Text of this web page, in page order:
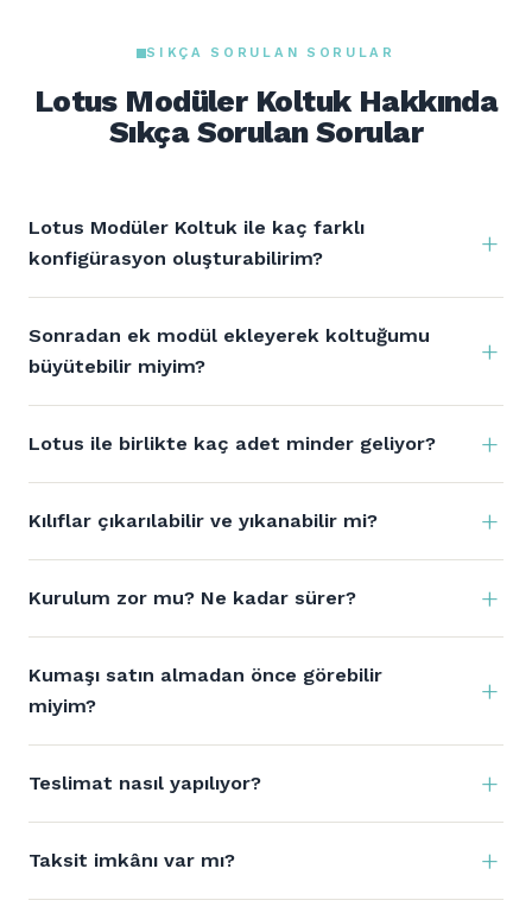
SIKÇA SORULAN SORULAR
Lotus Modüler Koltuk Hakkında
Sıkça Sorulan Sorular
Lotus Modüler Koltuk ile kaç farklı
konfigürasyon oluşturabilirim?
Sonradan ek modül ekleyerek koltuğumu
büyütebilir miyim?
Lotus ile birlikte kaç adet minder geliyor?
Kılıflar çıkarılabilir ve yıkanabilir mi?
Kurulum zor mu? Ne kadar sürer?
Kumaşı satın almadan önce görebilir
miyim?
Teslimat nasıl yapılıyor?
Taksit imkânı var mı?